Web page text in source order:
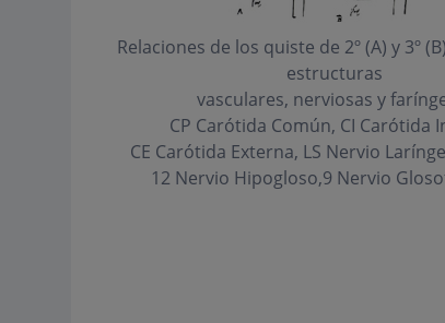
Relaciones de los quiste de 2º (A) y 3º
estructuras
vasculares, nerviosas y
CP Carótida Común, CI Carótida
CE Carótida Externa, LS Nervio
12 Nervio Hipogloso,9 Nervio